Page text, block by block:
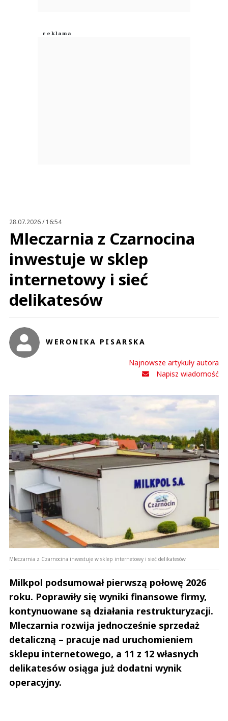
28.07.2026 / 16:54
Mleczarnia z Czarnocina
inwestuje w sklep
internetowy i sieć
delikatesów
WERONIKA PISARSKA
Najnowsze artykuły autora
Napisz wiadomość
Mleczarnia z Czarnocina inwestuje w sklep internetowy i sieć delikatesów
Milkpol podsumował pierwszą połowę 2026
roku. Poprawiły się wyniki finansowe firmy,
kontynuowane są działania restrukturyzacji.
Mleczarnia rozwija jednocześnie sprzedaż
detaliczną – pracuje nad uruchomieniem
sklepu internetowego, a 11 z 12 własnych
delikatesów osiąga już dodatni wynik
operacyjny.